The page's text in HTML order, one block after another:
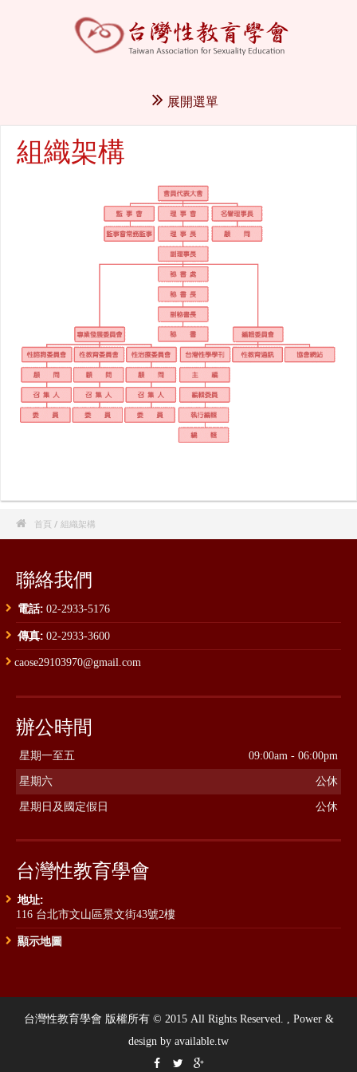
展開選單
組織架構
 首頁 / 組織架構
聯絡我們
電話: 02-2933-5176
傳真: 02-2933-3600
caose29103970@gmail.com
辦公時間
星期一至五 09:00am - 06:00pm
星期六 公休
星期日及國定假日 公休
台灣性教育學會
地址:
116 台北市文山區景文街43號2樓
顯示地圖
台灣性教育學會 版權所有 © 2015 All Rights Reserved. , Power &
design by available.tw
  